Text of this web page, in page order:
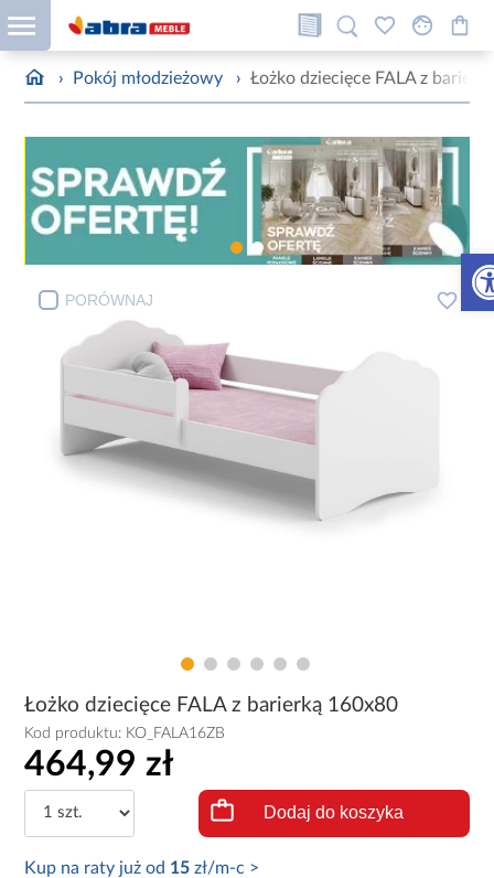
› Pokój młodzieżowy › Łożko dziecięce FALA z
PORÓWNAJ
Łożko dziecięce FALA z barierką 160x80
Kod produktu: KO_FALA16ZB
464,99 zł
Dodaj do koszyka
Kup na raty już od 15 zł/m-c >